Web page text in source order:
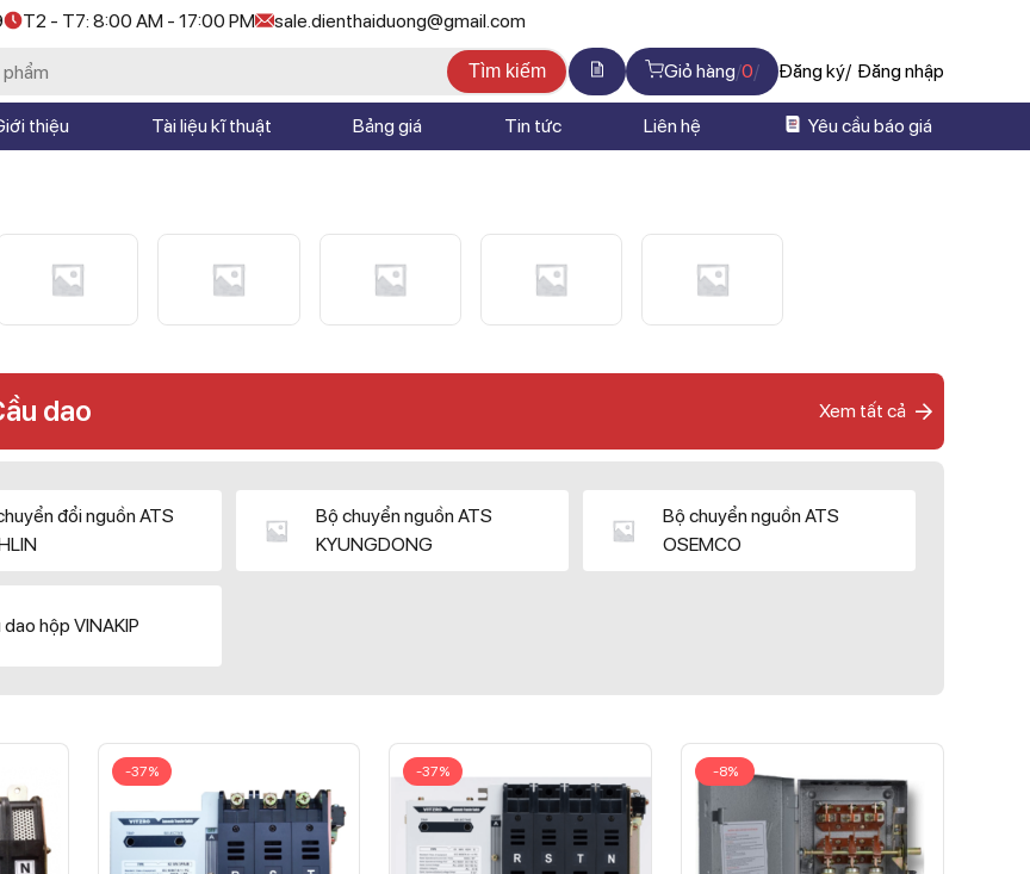
T2 - T7: 8:00 AM - 17:00 PM sale.dienthaiduong@gmail.com
Tìm kiếm Giỏ hàng 0 Đăng ký Đăng nhập
thiệu Tài liệu kĩ thuật Bảng giá Tin tức Liên hệ Yêu cầu báo giá
dao Xem tất cả
đổi nguồn ATS
Bộ chuyển nguồn ATS
KYUNGDONG
Bộ chuyển nguồn ATS
OSEMCO
dao hộp VINAKIP
-37% -37% -8%